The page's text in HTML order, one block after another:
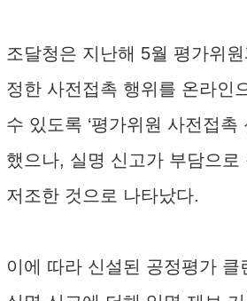
조달청은 지난해 5월 평가위
정한 사전접촉 행위를 온라인
수 있도록 ‘평가위원 사전접촉
했으나, 실명 신고가 부담으
저조한 것으로 나타났다.
이에 따라 신설된 공정평가 클